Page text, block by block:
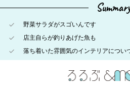
野菜サラダがスゴいんです
店主自らが釣りあげた魚も
落ち着いた雰囲気のインテリアについ